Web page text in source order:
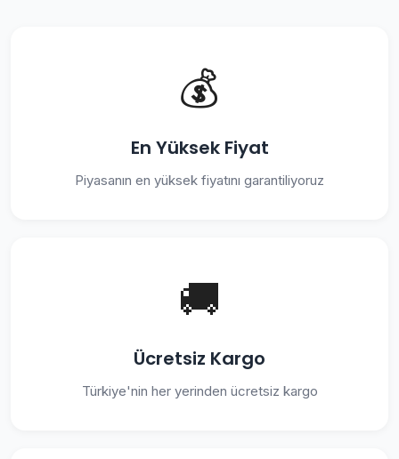
💰
En Yüksek Fiyat
Piyasanın en yüksek fiyatını garantiliyoruz
🚚
Ücretsiz Kargo
Türkiye'nin her yerinden ücretsiz kargo